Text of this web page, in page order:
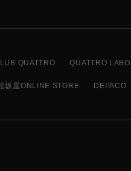
QUATTRO QUATTRO LABO
坂屋ONLINE STORE DEPACO